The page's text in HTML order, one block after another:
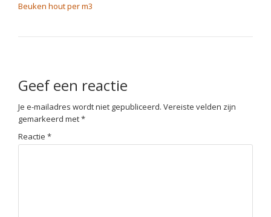
Beuken hout per m3
Geef een reactie
Je e-mailadres wordt niet gepubliceerd. Vereiste velden zijn
gemarkeerd met*
Reactie *